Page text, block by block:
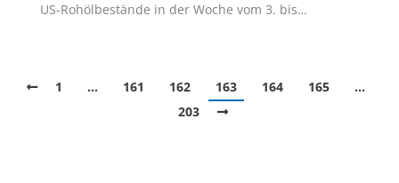
US-Rohölbestände in der Woche vom 3. bis…
1 … 161 162 163 164 165
…
203